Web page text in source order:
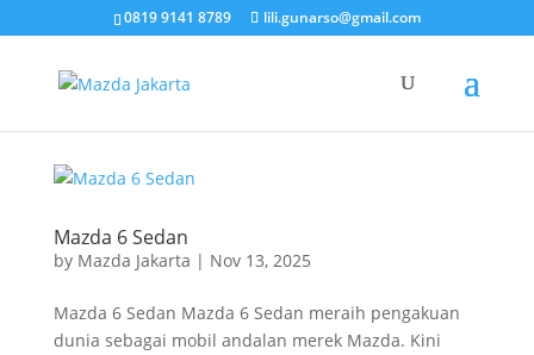
0819 9141 8789 lili.gunarso@gmail.com
Mazda 6 Sedan
by Mazda Jakarta | Nov 13, 2025
Mazda 6 Sedan Mazda 6 Sedan meraih pengakuan
dunia sebagai mobil andalan merek Mazda. Kini